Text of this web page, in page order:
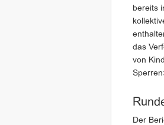
bereits
das
von
Der